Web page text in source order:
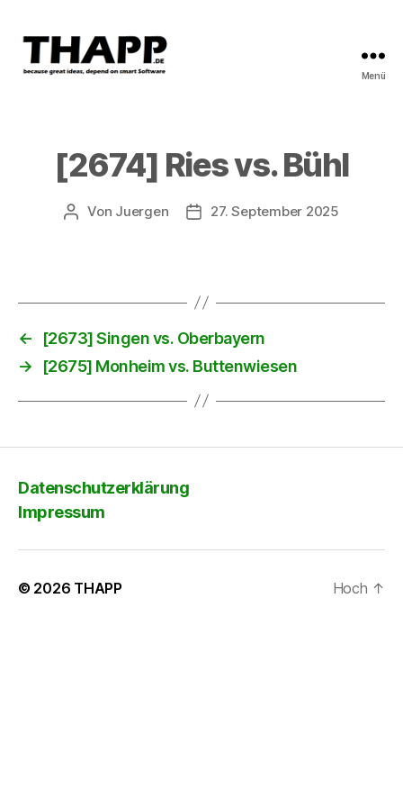
Menü
[2674] Ries vs. Bühl
Beitragsautor
Von Juergen Beitragsdatum
27. September 2025
←
[2673] Singen vs. Oberbayern
→
[2675] Monheim vs. Buttenwiesen
Datenschutzerklärung
Impressum
© 2026 THAPP Hoch ↑